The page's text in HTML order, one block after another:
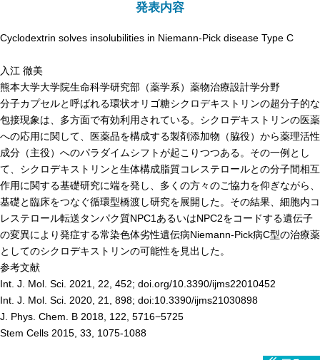
外部評価
パンフレット
研究不正防止対策
災害対策
男女共同参画事業
年報
関連リンク
研究分野紹介
ゲノム神経学分野
細胞脂質代謝分野
細胞医学分野
損傷修復分野
発表内容
Cyclodextrin solves insolubilities in Niemann-Pick disease Type C
入江 徹美
熊本大学大学院生命科学研究部（薬学系）薬物治療設計学分野
分子カプセルと呼ばれる環状オリゴ糖シクロデキストリンの超分子的な
包接現象は、多方面で有効利用されている。シクロデキストリンの医薬
への応用に関して、医薬品を構成する製剤添加物（脇役）から薬理活性
成分（主役）へのパラダイムシフトが起こりつつある。その一例とし
て、シクロデキストリンと生体構成脂質コレステロールとの分子間相互
作用に関する基礎研究に端を発し、多くの方々のご協力を仰ぎながら、
基礎と臨床をつなぐ循環型橋渡し研究を展開した。その結果、細胞内コ
レステロール転送タンパク質NPC1あるいはNPC2をコードする遺伝子
の変異により発症する常染色体劣性遺伝病Niemann-Pick病C型の治療薬
としてのシクロデキストリンの可能性を見出した。
参考文献
Int. J. Mol. Sci. 2021, 22, 452; doi.org/10.3390/ijms22010452
Int. J. Mol. Sci. 2020, 21, 898; doi:10.3390/ijms21030898
J. Phys. Chem. B 2018, 122, 5716−5725
Stem Cells 2015, 33, 1075-1088